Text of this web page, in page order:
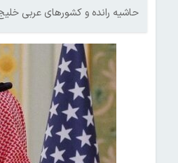
حاشیه رانده و کشورهای عربی